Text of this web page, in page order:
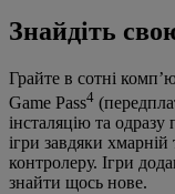
Знайдіть
Грайте в сотні
Game Pass4
інсталяцію та
ігри завдяки
контролеру. Ігри
знайти щось нове.